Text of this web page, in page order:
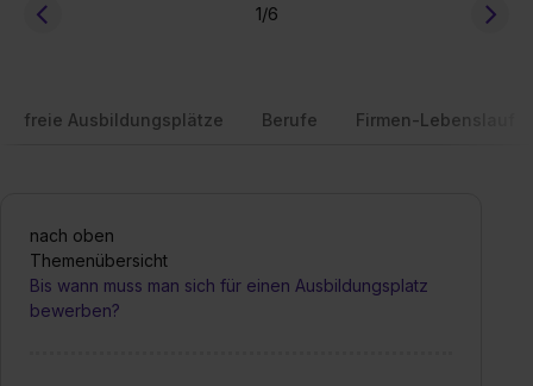
1/6
freie Ausbildungsplätze Berufe Firmen-Lebenslauf
nach oben
Themenübersicht
Bis wann muss man sich für einen Ausbildungsplatz
bewerben?